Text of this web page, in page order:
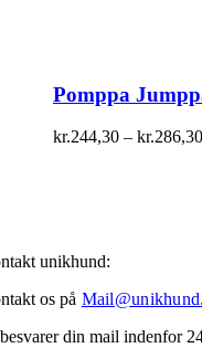
Pomppa
kr.244,30 – kr.286,30
unikhund:
os på
din mail indenfor